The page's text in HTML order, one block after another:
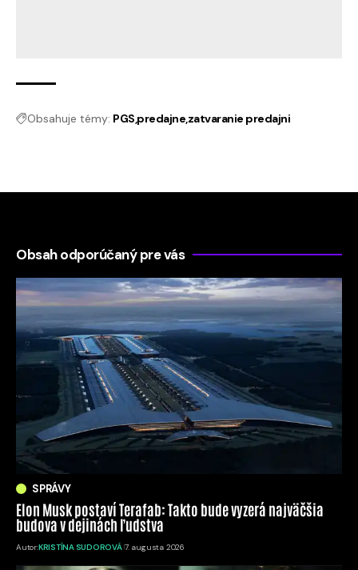
Obsahuje témy: PGSpredajnezatvaranie predajni
Obsah odporúčaný pre vás
SPRÁVY
Elon Musk postaví Terafab: Takto bude vyzerá najväčšia
budova v dejinách ľudstva
Autor:KRISTÍNA SUDOROVÁ 7. augusta 2026